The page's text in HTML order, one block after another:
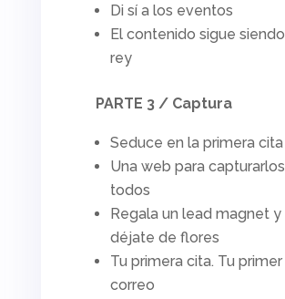
Di sí a los eventos
El contenido sigue
rey
PARTE 3 / Captura
Seduce en la primera cita
Una web para
todos
Regala un lead magnety
déjate de flores
Tu primera cita. Tu primer
correo